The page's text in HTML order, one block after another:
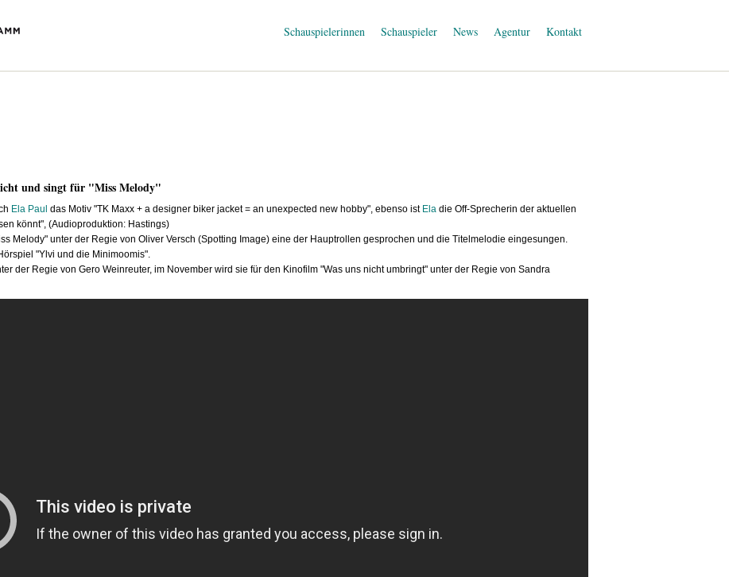
Schauspielerinnen Schauspieler News Agentur Kontakt
und singt für "Miss Melody"
Ela Paul das Motiv "TK Maxx + a designer biker jacket = an unexpected new hobby", ebenso ist Ela die Off-Sprecherin der aktuellen
könnt", (Audioproduktion: Hastings)
Melody" unter der Regie von Oliver Versch (Spotting Image) eine der Hauptrollen gesprochen und die Titelmelodie eingesungen.
"Ylvi und die Minimoomis".
der Regie von Gero Weinreuter, im November wird sie für den Kinofilm "Was uns nicht umbringt" unter der Regie von Sandra